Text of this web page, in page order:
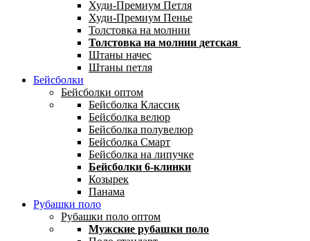
Худи-Премиум Петля
Худи-Премиум Пенье
Толстовка на молнии
Толстовка на молнии детская
Штаны начес
Штаны петля
Бейсболки
Бейсболки оптом
Бейсболка Классик
Бейсболка велюр
Бейсболка полувелюр
Бейсболка Смарт
Бейсболка на липучке
Бейсболки 6-клинки
Козырек
Панама
Рубашки поло
Рубашки поло оптом
Мужские рубашки поло